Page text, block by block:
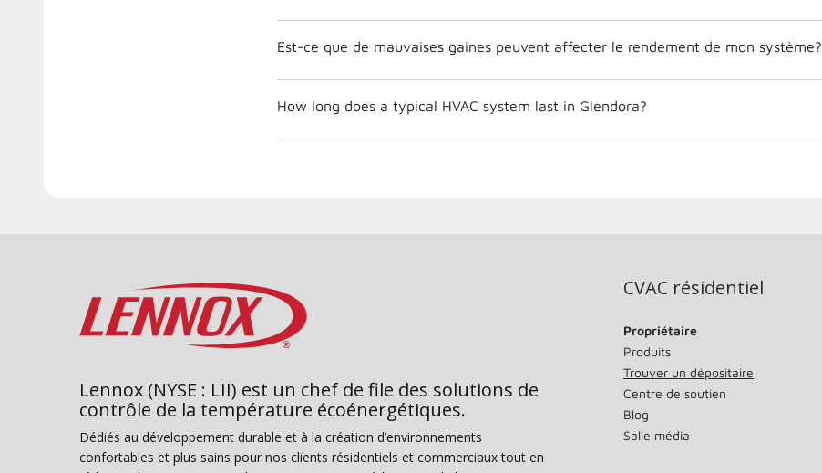
Est-ce que de mauvaises gaines peuvent affecter le rendement de mon système?
How long does a typical HVAC system last in Glendora?
Lennox (NYSE : LII) est un chef de file des solutions de
contrôle de la température écoénergétiques.
Dédiés au développement durable et à la création d’environnements
confortables et plus sains pour nos clients résidentiels et commerciaux tout en
CVAC résidentiel
Propriétaire
Produits
Trouver un dépositaire
Centre de soutien
Blog
Salle média